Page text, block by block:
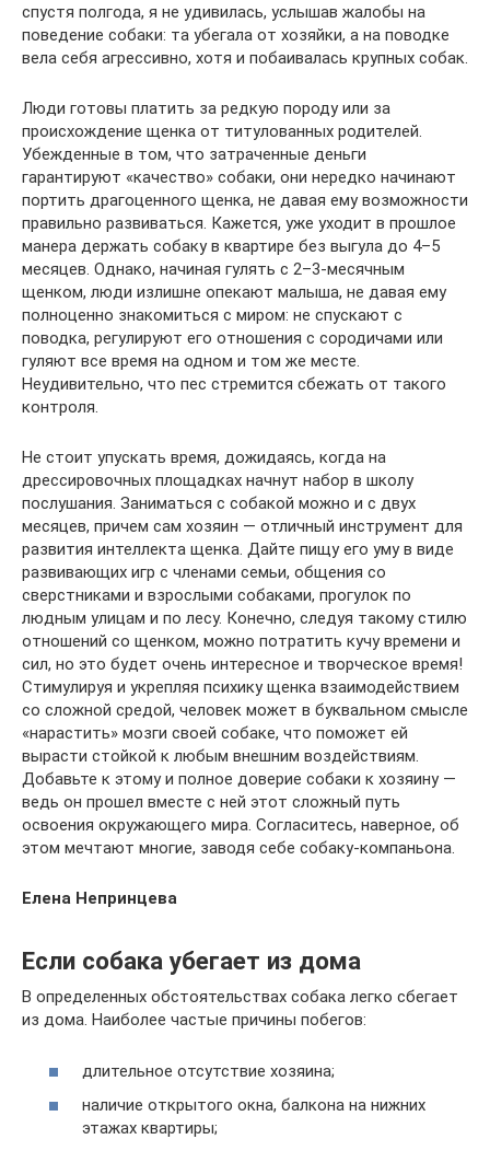
спустя полгода, я не удивилась, услышав жалобы на
поведение собаки: та убегала от хозяйки, а на поводке
вела себя агрессивно, хотя и побаивалась крупных собак.
Люди готовы платить за редкую породу или за
происхождение щенка от титулованных родителей.
Убежденные в том, что затраченные деньги
гарантируют «качество» собаки, они нередко начинают
портить драгоценного щенка, не давая ему возможности
правильно развиваться. Кажется, уже уходит в прошлое
манера держать собаку в квартире без выгула до 4–5
месяцев. Однако, начиная гулять с 2–3-месячным
щенком, люди излишне опекают малыша, не давая ему
полноценно знакомиться с миром: не спускают с
поводка, регулируют его отношения с сородичами или
гуляют все время на одном и том же месте.
Неудивительно, что пес стремится сбежать от такого
контроля.
Не стоит упускать время, дожидаясь, когда на
дрессировочных площадках начнут набор в школу
послушания. Заниматься с собакой можно и с двух
месяцев, причем сам хозяин — отличный инструмент для
развития интеллекта щенка. Дайте пищу его уму в виде
развивающих игр с членами семьи, общения со
сверстниками и взрослыми собаками, прогулок по
людным улицам и по лесу. Конечно, следуя такому стилю
отношений со щенком, можно потратить кучу времени и
сил, но это будет очень интересное и творческое время!
Стимулируя и укрепляя психику щенка взаимодействием
со сложной средой, человек может в буквальном смысле
«нарастить» мозги своей собаке, что поможет ей
вырасти стойкой к любым внешним воздействиям.
Добавьте к этому и полное доверие собаки к хозяину —
ведь он прошел вместе с ней этот сложный путь
освоения окружающего мира. Согласитесь, наверное, об
этом мечтают многие, заводя себе собаку-компаньона.
Елена Непринцева
Если собака убегает из дома
В определенных обстоятельствах собака легко сбегает
из дома. Наиболее частые причины побегов:
длительное отсутствие хозяина;
наличие открытого окна, балкона на нижних
этажах квартиры;